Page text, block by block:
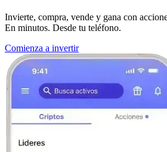
Invierte, compra, vende y gana con
En minutos. Desde tu teléfono.
Comienza a invertir